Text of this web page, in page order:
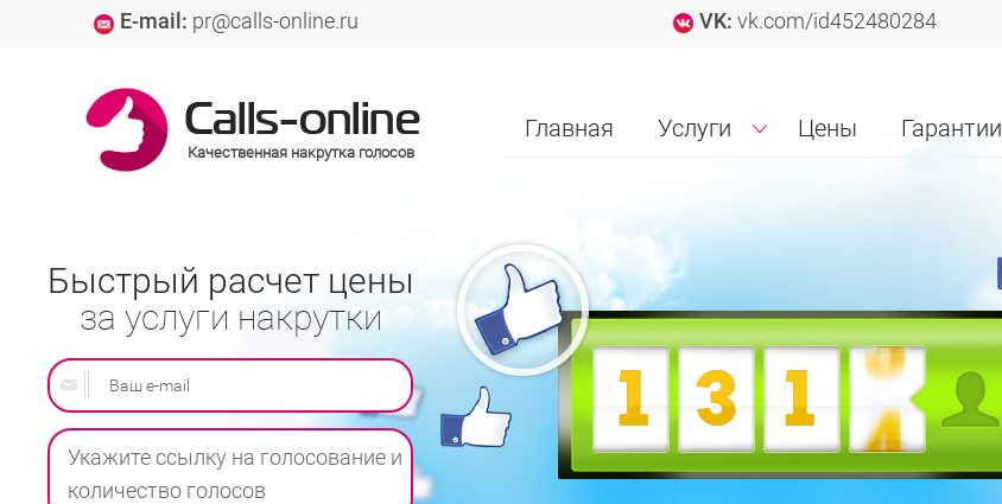
E-mail: pr@calls-online.ru VK: vk.com/id452480284
Качественная накрутка голосов
Главная Услуги Цены Гарантии
Быстрый расчет цены
за услуги накрутки